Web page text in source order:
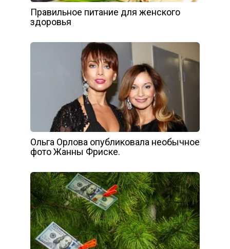
Правильное питание для женского
здоровья
Ольга Орлова опубликовала необычное
фото Жанны Фриске.